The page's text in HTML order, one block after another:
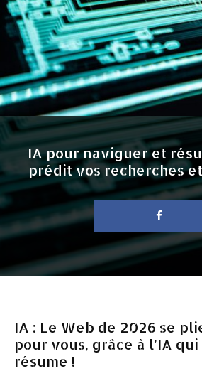
IA pour naviguer et
prédit vos recherches
IA : Le Web de 2026 se
pour vous, grâce à l’IA
résume !